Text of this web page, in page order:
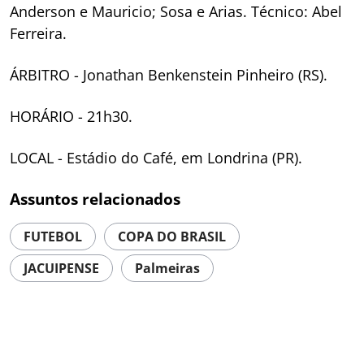
Anderson e Mauricio; Sosa e Arias. Técnico: Abel
Ferreira.
ÁRBITRO - Jonathan Benkenstein Pinheiro (RS).
HORÁRIO - 21h30.
LOCAL - Estádio do Café, em Londrina (PR).
Assuntos relacionados
FUTEBOL
COPA DO BRASIL
JACUIPENSE
Palmeiras